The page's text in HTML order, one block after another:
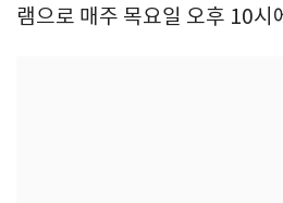
램으로 매주 목요일 오후 10시